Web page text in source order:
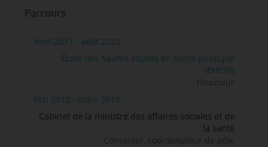
Parcours
Avril 2013 - août 2022
École des hautes études en santé publique
(EHESP)
Directeur
Mai 2012 - mars 2013
Cabinet de la ministre des affaires sociales et de
la santé
Conseiller, coordonateur de pôle